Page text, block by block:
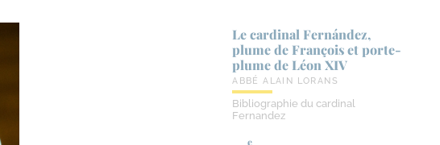
Le cardinal Fernández,
plume de François et porte-​
plume de Léon XIV
ABBÉ ALAIN LORANS
Bibliographie du cardinal
Fernandez
e